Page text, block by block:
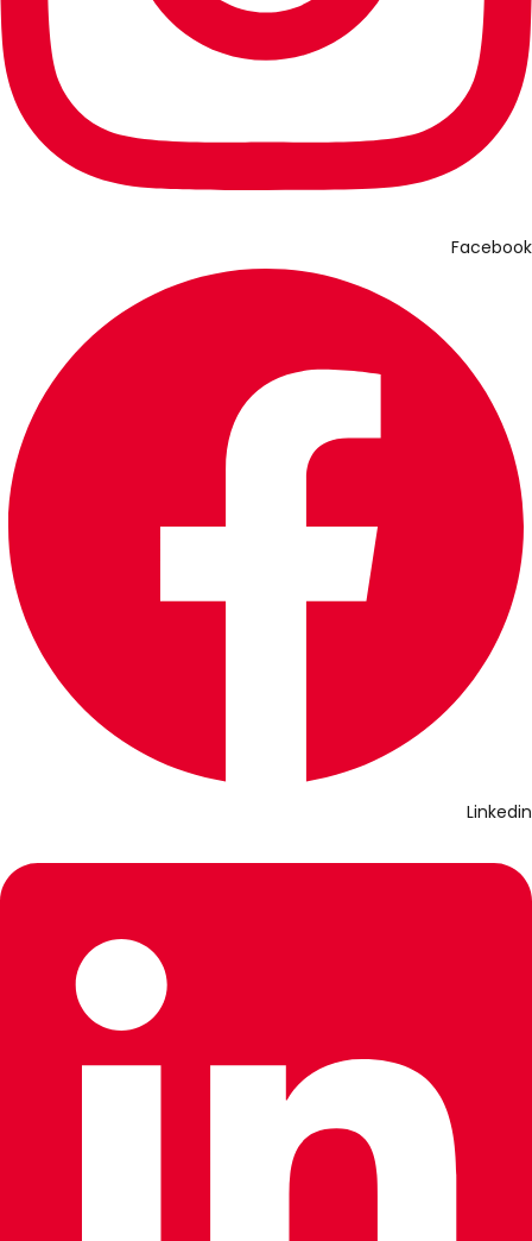
Facebook
Linkedin